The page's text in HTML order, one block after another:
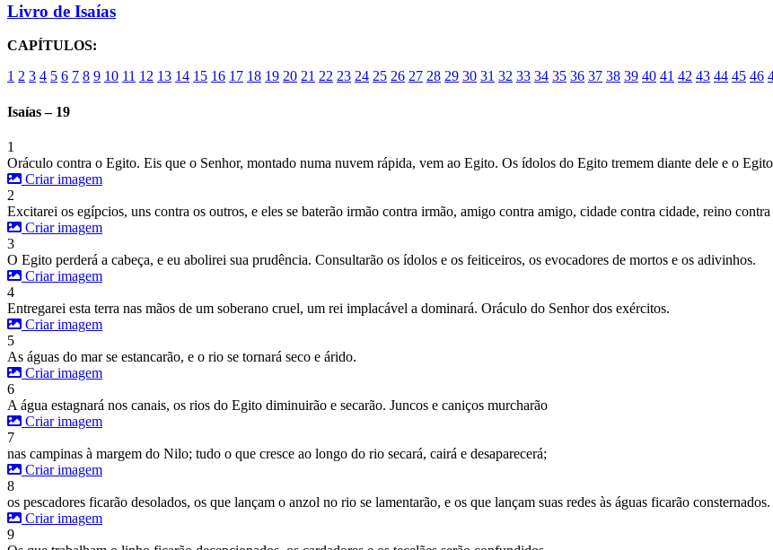
Livro de Isaías
CAPÍTULOS:
1 2 3 4 5 6 7 8 9 10 11 12 13 14 15 16 17 18 19 20 21 22 23 24 25 26 27 28 29 30 31 32 33 34 35 36 37 38 39 40 41 42 43 44 45 46
Isaías – 19
1
Oráculo contra o Egito. Eis que o Senhor, montado numa nuvem rápida, vem ao Egito. Os ídolos do Egito tremem diante dele e o Egito
Criar imagem
2
Excitarei os egípcios, uns contra os outros, e eles se baterão irmão contra irmão, amigo contra amigo, cidade contra cidade, reino
Criar imagem
3
O Egito perderá a cabeça, e eu abolirei sua prudência. Consultarão os ídolos e os feiticeiros, os evocadores de mortos e os adivinhos.
Criar imagem
4
Entregarei esta terra nas mãos de um soberano cruel, um rei implacável a dominará. Oráculo do Senhor dos exércitos.
Criar imagem
5
As águas do mar se estancarão, e o rio se tornará seco e árido.
Criar imagem
6
A água estagnará nos canais, os rios do Egito diminuirão e secarão. Juncos e caniços murcharão
Criar imagem
7
nas campinas à margem do Nilo; tudo o que cresce ao longo do rio secará, cairá e desaparecerá;
Criar imagem
8
os pescadores ficarão desolados, os que lançam o anzol no rio se lamentarão, e os que lançam suas redes às águas ficarão consternados.
Criar imagem
9